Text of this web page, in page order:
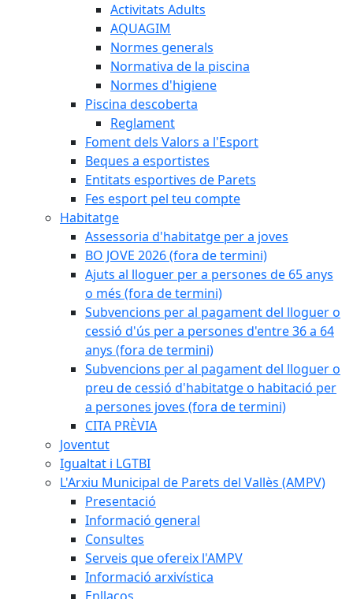
Activitats Adults
AQUAGIM
Normes generals
Normativa de la piscina
Normes d'higiene
Piscina descoberta
Reglament
Foment dels Valors a l'Esport
Beques a esportistes
Entitats esportives de Parets
Fes esport pel teu compte
Habitatge
Assessoria d'habitatge per a joves
BO JOVE 2026 (fora de termini)
Ajuts al lloguer per a persones de 65 anys
o més (fora de termini)
Subvencions per al pagament del lloguer o
cessió d'ús per a persones d'entre 36 a 64
anys (fora de termini)
Subvencions per al pagament del lloguer o
preu de cessió d'habitatge o habitació per
a persones joves (fora de termini)
CITA PRÈVIA
Joventut
Igualtat i LGTBI
L'Arxiu Municipal de Parets del Vallès (AMPV)
Presentació
Informació general
Consultes
Serveis que ofereix l'AMPV
Informació arxivística